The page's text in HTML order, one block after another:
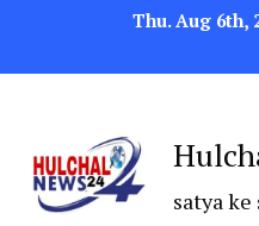
Thu. Aug 6th,
satya ke